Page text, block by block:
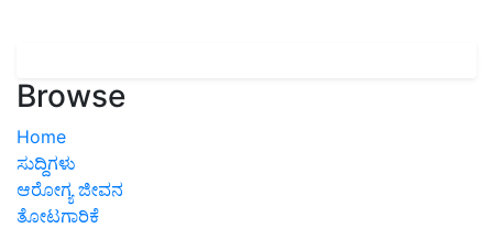
Browse
Home
ಸುದ್ದಿಗಳು
ಆರೋಗ್ಯ ಜೀವನ
ತೋಟಗಾರಿಕೆ